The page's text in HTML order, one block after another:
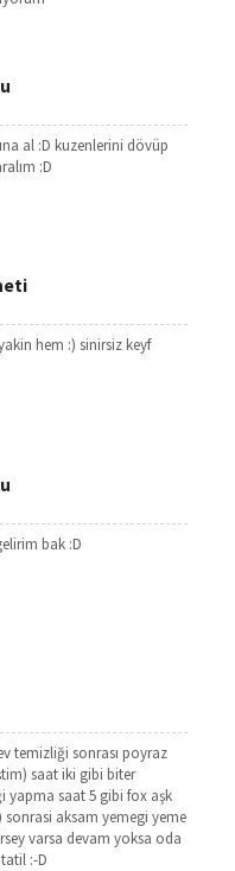
al :D kuzenlerini dövüp
:D
hem :) sinirsiz keyf
bak :D
temizliği sonrası poyraz
saat iki gibi biter
yapma saat 5 gibi fox aşk
aksam yemegi yeme
varsa devam yoksa oda
:-D